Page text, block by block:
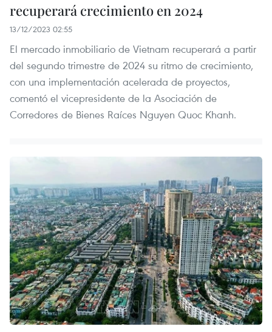
recuperará crecimiento en 2024
13/12/2023 02:55
El mercado inmobiliario de Vietnam recuperará a partir
del segundo trimestre de 2024 su ritmo de crecimiento,
con una implementación acelerada de proyectos,
comentó el vicepresidente de la Asociación de
Corredores de Bienes Raíces Nguyen Quoc Khanh.